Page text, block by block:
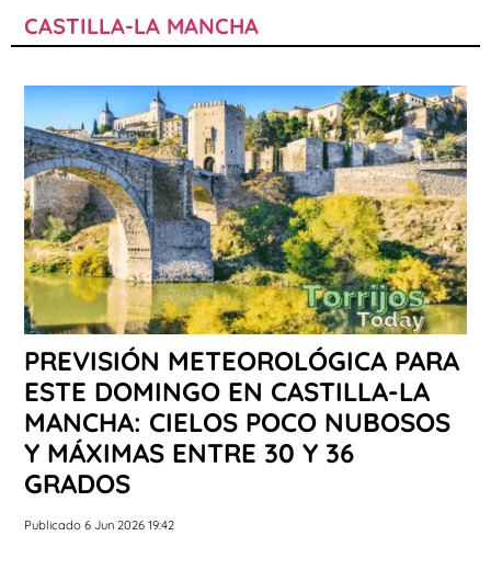
CASTILLA-LA MANCHA
PREVISIÓN METEOROLÓGICA PARA
ESTE DOMINGO EN CASTILLA-LA
MANCHA: CIELOS POCO NUBOSOS
Y MÁXIMAS ENTRE 30 Y 36
GRADOS
Publicado 6 Jun 2026 19:42